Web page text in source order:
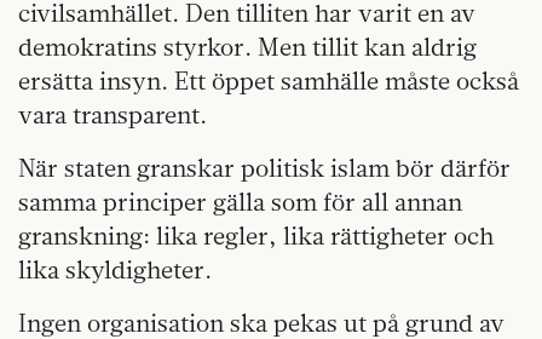
civilsamhället. Den tilliten har varit en av
demokratins styrkor. Men tillit kan aldrig
ersätta insyn. Ett öppet samhälle måste också
vara transparent.
När staten granskar politisk islam bör därför
samma principer gälla som för all annan
granskning: lika regler, lika rättigheter och
lika skyldigheter.
Ingen organisation ska pekas ut på grund av